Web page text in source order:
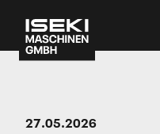
27.05.2026